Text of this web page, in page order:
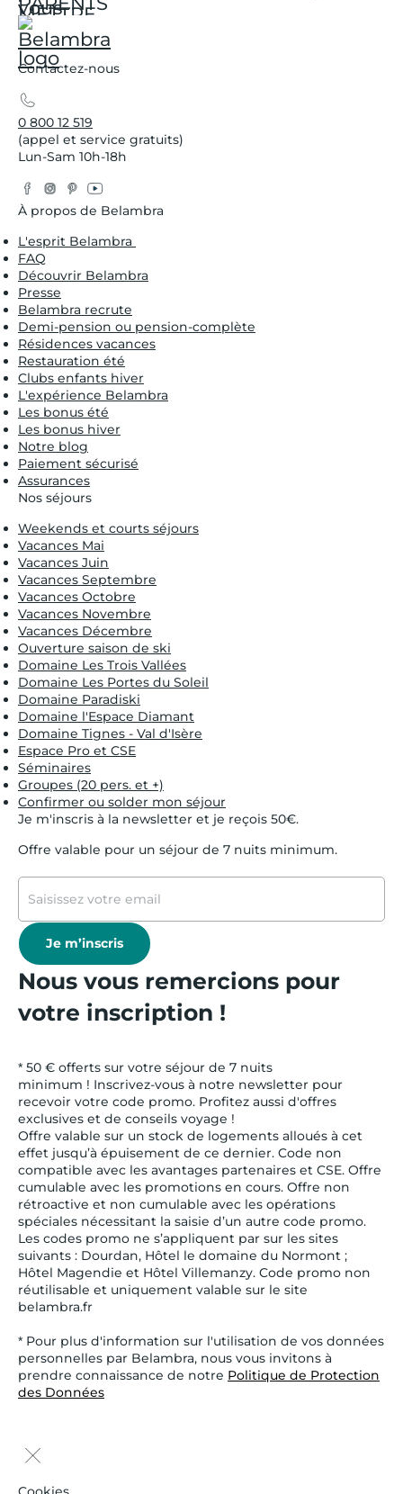
Contactez-nous
0 800 12 519
(appel et service gratuits)
Lun-Sam 10h-18h
Facebook
Instagram
Pinterest
YouTube
À propos de Belambra
L'esprit Belambra
FAQ
Découvrir Belambra
Presse
Belambra recrute
Demi-pension ou pension-complète
Résidences vacances
Restauration été
Clubs enfants hiver
L'expérience Belambra
Les bonus été
Les bonus hiver
Notre blog
Paiement sécurisé
Assurances
Nos séjours
Weekends et courts séjours
Vacances Mai
Vacances Juin
Vacances Septembre
Vacances Octobre
Vacances Novembre
Vacances Décembre
Ouverture saison de ski
Domaine Les Trois Vallées
Domaine Les Portes du Soleil
Domaine Paradiski
Domaine l'Espace Diamant
Domaine Tignes - Val d'Isère
Espace Pro et CSE
Séminaires
Groupes (20 pers. et +)
Confirmer ou solder mon séjour
Je m'inscris à la newsletter et je reçois 50€.
Offre valable pour un séjour de 7 nuits minimum.
Je m’inscris
Nous vous remercions pour
votre inscription !
* 50 € offerts sur votre séjour de 7 nuits
minimum ! Inscrivez-vous à notre newsletter pour
recevoir votre code promo. Profitez aussi d'offres
exclusives et de conseils voyage !
Offre valable sur un stock de logements alloués à cet
effet jusqu’à épuisement de ce dernier. Code non
compatible avec les avantages partenaires et CSE. Offre
cumulable avec les promotions en cours. Offre non
rétroactive et non cumulable avec les opérations
spéciales nécessitant la saisie d’un autre code promo.
Les codes promo ne s’appliquent par sur les sites
suivants : Dourdan, Hôtel le domaine du Normont ;
Hôtel Magendie et Hôtel Villemanzy. Code promo non
réutilisable et uniquement valable sur le site
belambra.fr
* Pour plus d'information sur l'utilisation de vos données
personnelles par Belambra, nous vous invitons à
prendre connaissance de notre Politique de Protection
des Données